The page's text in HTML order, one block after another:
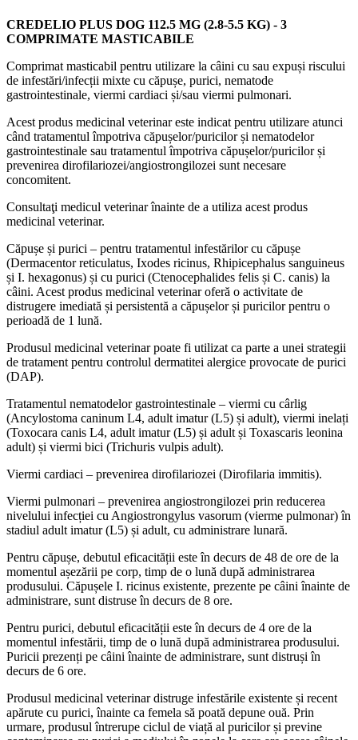
CREDELIO PLUS DOG 112.5 MG (2.8-5.5 KG) - 3
COMPRIMATE MASTICABILE
Comprimat masticabil pentru utilizare la câini cu sau expuși riscului
de infestări/infecții mixte cu căpușe, purici, nematode
gastrointestinale, viermi cardiaci și/sau viermi pulmonari.
Acest produs medicinal veterinar este indicat pentru utilizare atunci
când tratamentul împotriva căpușelor/puricilor și nematodelor
gastrointestinale sau tratamentul împotriva căpușelor/puricilor și
prevenirea dirofilariozei/angiostrongilozei sunt necesare
concomitent.
Consultaţi medicul veterinar înainte de a utiliza acest produs
medicinal veterinar.
Căpușe și purici – pentru tratamentul infestărilor cu căpușe
(Dermacentor reticulatus, Ixodes ricinus, Rhipicephalus sanguineus
și I. hexagonus) și cu purici (Ctenocephalides felis și C. canis) la
câini. Acest produs medicinal veterinar oferă o activitate de
distrugere imediată și persistentă a căpușelor și puricilor pentru o
perioadă de 1 lună.
Produsul medicinal veterinar poate fi utilizat ca parte a unei strategii
de tratament pentru controlul dermatitei alergice provocate de purici
(DAP).
Tratamentul nematodelor gastrointestinale – viermi cu cârlig
(Ancylostoma caninum L4, adult imatur (L5) și adult), viermi inelați
(Toxocara canis L4, adult imatur (L5) și adult și Toxascaris leonina
adult) și viermi bici (Trichuris vulpis adult).
Viermi cardiaci – prevenirea dirofilariozei (Dirofilaria immitis).
Viermi pulmonari – prevenirea angiostrongilozei prin reducerea
nivelului infecției cu Angiostrongylus vasorum (vierme pulmonar) în
stadiul adult imatur (L5) și adult, cu administrare lunară.
Pentru căpușe, debutul eficacității este în decurs de 48 de ore de la
momentul așezării pe corp, timp de o lună după administrarea
produsului. Căpușele I. ricinus existente, prezente pe câini înainte de
administrare, sunt distruse în decurs de 8 ore.
Pentru purici, debutul eficacității este în decurs de 4 ore de la
momentul infestării, timp de o lună după administrarea produsului.
Puricii prezenți pe câini înainte de administrare, sunt distruși în
decurs de 6 ore.
Produsul medicinal veterinar distruge infestările existente și recent
apărute cu purici, înainte ca femela să poată depune ouă. Prin
urmare, produsul întrerupe ciclul de viață al puricilor și previne